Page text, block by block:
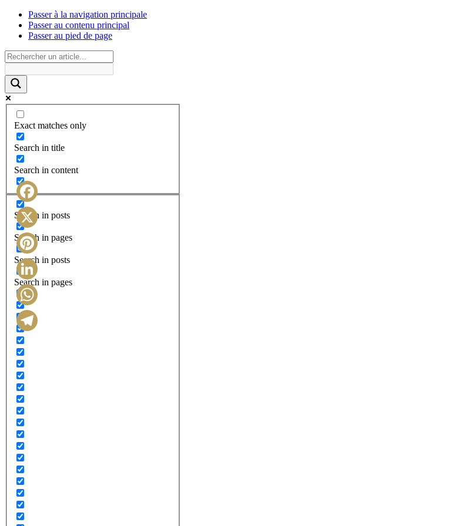
Passer à la navigation principale
Passer au contenu principal
Passer au pied de page
Exact matches only
Search in title
Search in content
Search in posts
Search in pages
Search in posts
Search in pages
Facebook
X
Pinterest
LinkedIn
WhatsApp
Telegram